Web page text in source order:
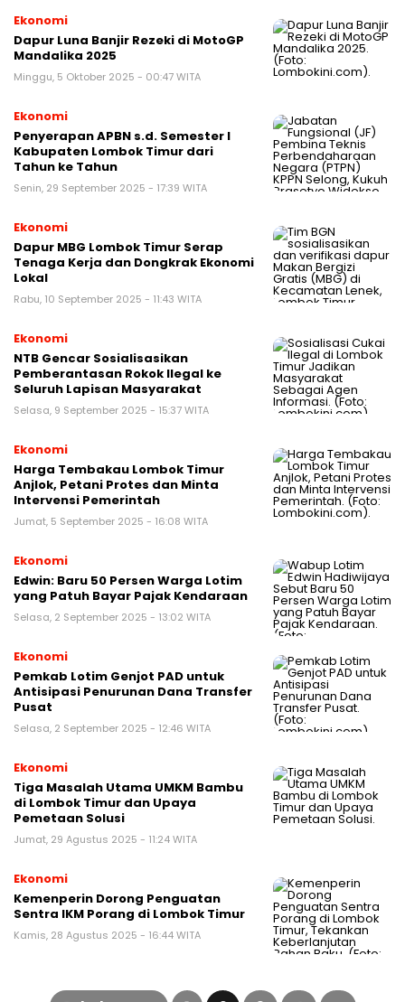
Ekonomi
Dapur Luna Banjir Rezeki di MotoGP
Mandalika 2025
Minggu, 5 Oktober 2025 - 00:47 WITA
Ekonomi
Penyerapan APBN s.d. Semester I
Kabupaten Lombok Timur dari
Tahun ke Tahun
Senin, 29 September 2025 - 17:39 WITA
Ekonomi
Dapur MBG Lombok Timur Serap
Tenaga Kerja dan Dongkrak Ekonomi
Lokal
Rabu, 10 September 2025 - 11:43 WITA
Ekonomi
NTB Gencar Sosialisasikan
Pemberantasan Rokok Ilegal ke
Seluruh Lapisan Masyarakat
Selasa, 9 September 2025 - 15:37 WITA
Ekonomi
Harga Tembakau Lombok Timur
Anjlok, Petani Protes dan Minta
Intervensi Pemerintah
Jumat, 5 September 2025 - 16:08 WITA
Ekonomi
Edwin: Baru 50 Persen Warga Lotim
yang Patuh Bayar Pajak Kendaraan
Selasa, 2 September 2025 - 13:02 WITA
Ekonomi
Pemkab Lotim Genjot PAD untuk
Antisipasi Penurunan Dana Transfer
Pusat
Selasa, 2 September 2025 - 12:46 WITA
Ekonomi
Tiga Masalah Utama UMKM Bambu
di Lombok Timur dan Upaya
Pemetaan Solusi
Jumat, 29 Agustus 2025 - 11:24 WITA
Ekonomi
Kemenperin Dorong Penguatan
Sentra IKM Porang di Lombok Timur
Kamis, 28 Agustus 2025 - 16:44 WITA
Paginasi